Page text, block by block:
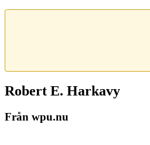
Robert E. Harkavy
Från wpu.nu